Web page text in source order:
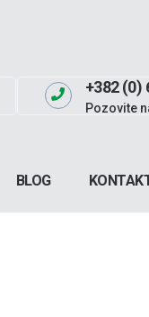
+382 (0)
Pozovite
BLOG